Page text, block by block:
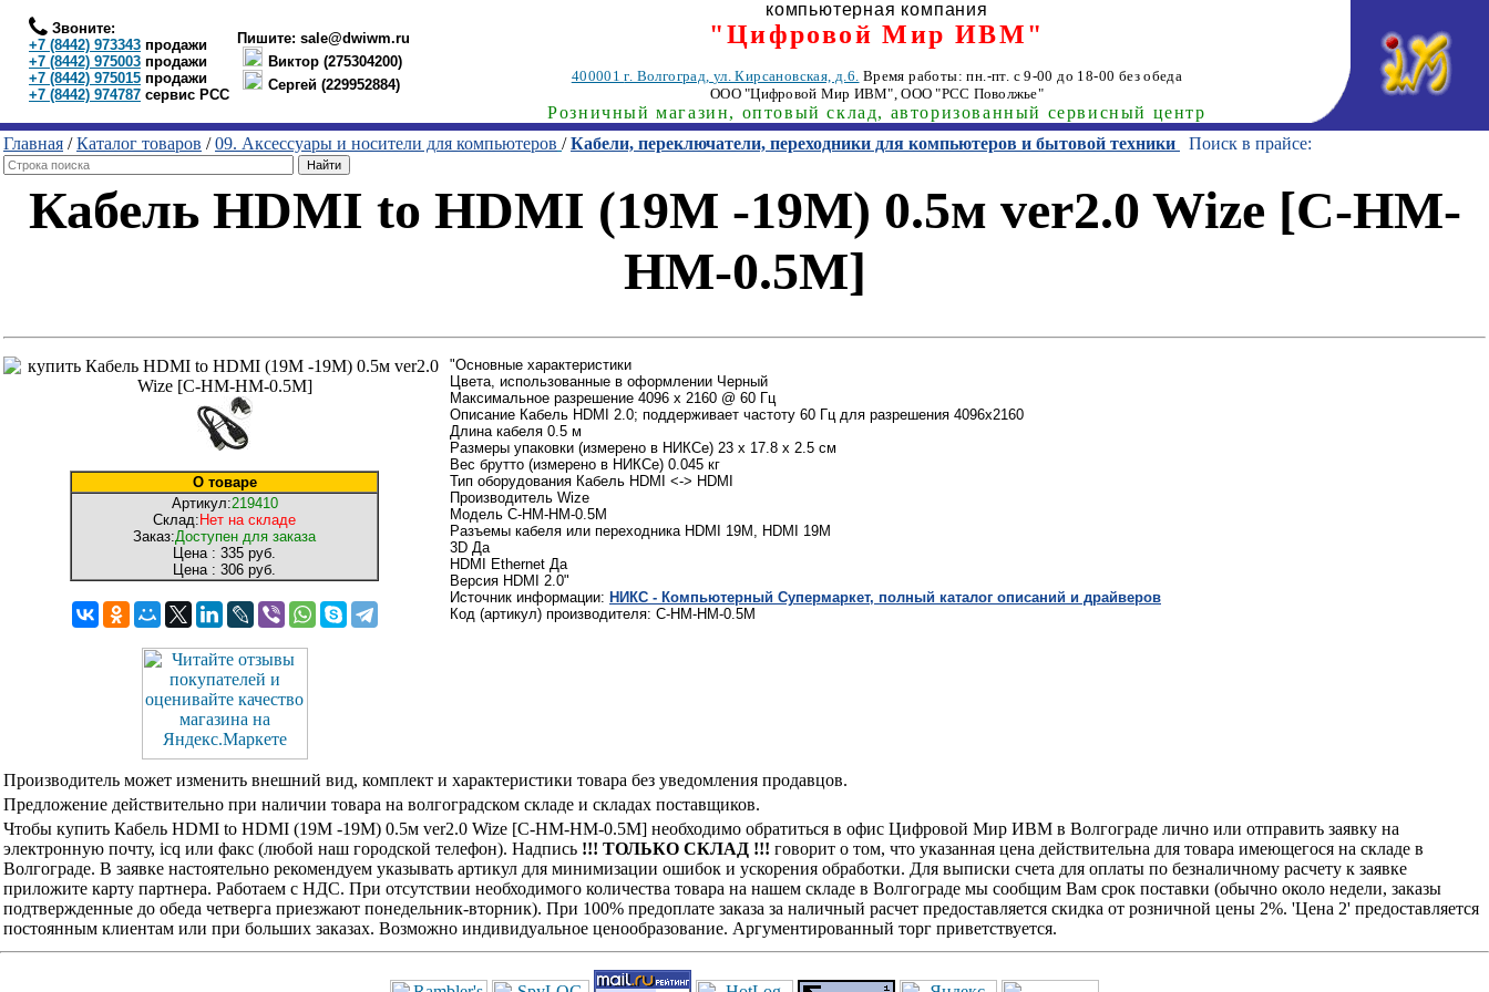
Звоните:
+7 (8442) 973343 продажи
+7 (8442) 975003 продажи
+7 (8442) 975015 продажи
+7 (8442) 974787 сервис РСС
Пишите: sale@dwiwm.ru
Виктор (275304200)
Сергей (229952884)
компьютерная компания
"Цифровой Мир ИВМ"
400001г. Волгоград, ул. Кирсановская, д.6. Время работы: пн.-пт. с 9-00 до 18-00 без обеда
ООО "Цифровой Мир ИВМ", ООО "РСС Поволжье"
Розничный магазин, оптовый склад, авторизованный сервисный центр
Главная /Каталог товаров /09. Аксессуары и носители для компьютеров /Кабели, переключатели, переходники для компьютеров и бытовой техники Поиск в прайсе:
Кабель HDMI to HDMI (19M -19M) 0.5м ver2.0 Wize [C-HM-
HM-0.5M]
О товаре
Артикул:219410
Склад: Нет на складе
Заказ:Доступен для заказа
Цена : 335 руб.
Цена : 306 руб.
"Основные характеристики
Цвета, использованные в оформлении Черный
Максимальное разрешение 4096 x 2160 @ 60 Гц
Описание Кабель HDMI 2.0; поддерживает частоту 60 Гц для разрешения 4096x2160
Длина кабеля 0.5 м
Размеры упаковки (измерено в НИКСе) 23 x 17.8 x 2.5 см
Вес брутто (измерено в НИКСе) 0.045 кг
Тип оборудования Кабель HDMI <-> HDMI
Производитель Wize
Модель C-HM-HM-0.5M
Разъемы кабеля или переходника HDMI 19M, HDMI 19M
3D Да
HDMI Ethernet Да
Версия HDMI 2.0"
Источник информации: НИКС - Компьютерный Cупермаркет, полный каталог описаний и драйверов
Код (артикул) производителя: C-HM-HM-0.5M
Производитель может изменить внешний вид, комплект и характеристики товара без уведомления продавцов.
Предложение действительно при наличии товара на волгоградском складе и складах поставщиков.
Чтобы купить Кабель HDMI to HDMI (19M -19M) 0.5м ver2.0 Wize [C-HM-HM-0.5M] необходимо обратиться в офис Цифровой Мир ИВМ в Волгограде лично или отправить заявку на
электронную почту, icq или факс (любой наш городской телефон). Надпись !!! ТОЛЬКО СКЛАД !!! говорит о том, что указанная цена действительна для товара имеющегося на складе в
Волгограде. В заявке настоятельно рекомендуем указывать артикул для минимизации ошибок и ускорения обработки. Для выписки счета для оплаты по безналичному расчету к заявке
приложите карту партнера. Работаем с НДС. При отсутствии необходимого количества товара на нашем складе в Волгограде мы сообщим Вам срок поставки (обычно около недели, заказы
подтвержденные до обеда четверга приезжают понедельник-вторник). При 100% предоплате заказа за наличный расчет предоставляется скидка от розничной цены 2%. 'Цена 2' предоставляется
постоянным клиентам или при больших заказах. Возможно индивидуальное ценообразование. Аргументированный торг приветствуется.